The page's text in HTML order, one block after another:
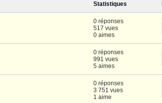
Statistiques
0 réponses
517 vues
0 aimes
0 réponses
991 vues
5 aimes
0 réponses
3 751 vues
1 aime